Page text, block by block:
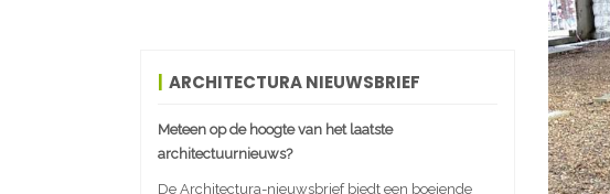
ARCHITECTURA NIEUWSBRIEF
Meteen op de hoogte van het laatste
architectuurnieuws?
De Architectura-nieuwsbrief biedt een boeiende